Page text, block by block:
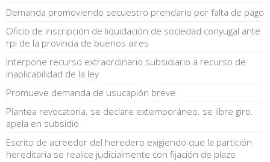
Demanda promoviendo secuestro prendario por falta de pago
Oficio de inscripción de liquidación de sociedad conyugal ante
rpi de la provincia de buenos aires
Interpone recurso extraordinario subsidiario a recurso de
inaplicabilidad de la ley
Promueve demanda de usucapión breve
Plantea revocatoria. se declare extemporáneo. se libre giro.
apela en subsidio
Escrito de acreedor del heredero exigiendo que la partición
hereditaria se realice judicialmente con fijación de plazo